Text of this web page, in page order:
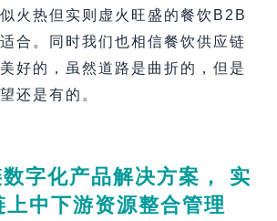
火热但实则虚火旺盛的餐饮B2B
合。同时我们也相信餐饮供应链
好的，虽然道路是曲折的，但是
还是有的。
字化产品解决方案， 实
上中下游资源整合管理